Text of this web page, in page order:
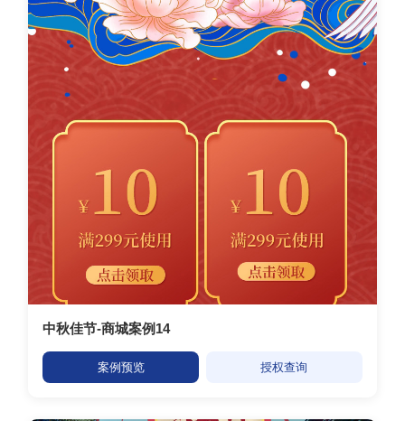
中秋佳节-商城案例14
案例预览 授权查询